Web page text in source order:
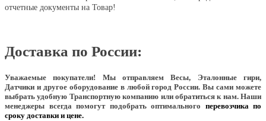
отчетные документы на Товар!
Доставка по России:
Уважаемые покупатели! Мы отправляем Весы, Эталонные гири,
Датчики и другое оборудование в любой город России. Вы сами можете
выбрать удобную Транспортную компанию или обратиться к нам. Наши
менеджеры всегда помогут подобрать оптимального перевозчика по
сроку доставки и цене.